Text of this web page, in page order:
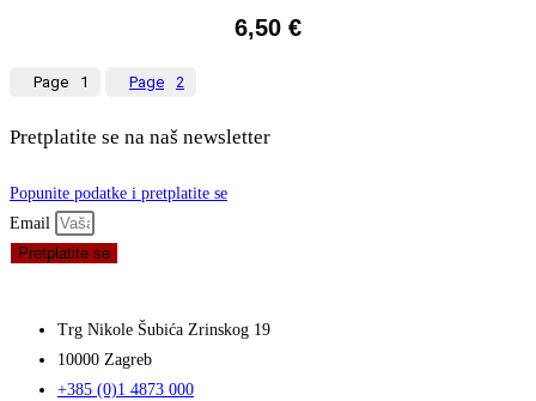
6,50 €
Page 1 Page 2
Pretplatite se na naš newsletter
Popunite podatke i pretplatite se
Email
Pretplatite se
Trg Nikole Šubića Zrinskog 19
10000 Zagreb
+385 (0)1 4873 000